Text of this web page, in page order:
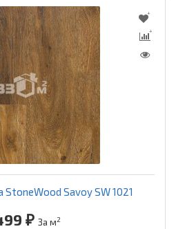
StoneWood Savoy SW 1021
₽ За м2